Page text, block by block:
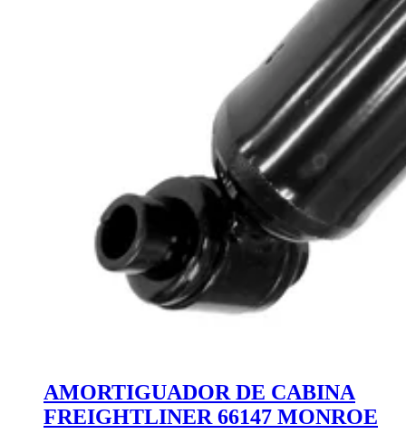
AMORTIGUADOR DE CABINA
FREIGHTLINER 66147 MONROE